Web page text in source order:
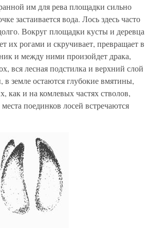
им для рева площадки сильно
застаивается вода. Лось здесь часто
Вокруг площадки кусты и деревца
их рогами и скручивает, превращает в
и между ними произойдет драка,
вся лесная подстилка и верхний слой
земле остаются глубокие вмятины,
как и на комлевых частях стволов,
поединков лосей встречаются